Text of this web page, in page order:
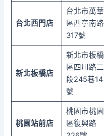
台北西門店
台北市萬華
區西寧南路
317號
新北板橋店
新北市板橋
區四川路二
段245巷14
號
桃園站前店
桃園市桃園
區復興路